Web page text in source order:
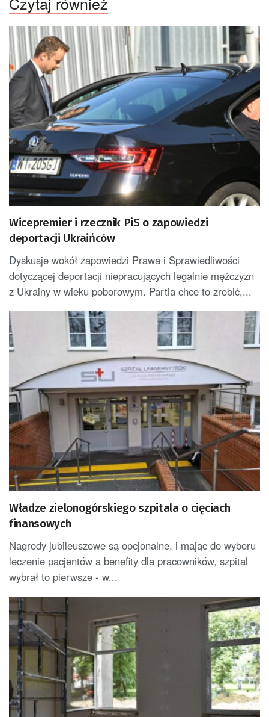
Wicepremier i rzecznik PiS o zapowiedzi
deportacji Ukraińców
Dyskusje wokół zapowiedzi Prawa i Sprawiedliwości
dotyczącej deportacji niepracujących legalnie mężczyzn
z Ukrainy w wieku poborowym. Partia chce to zrobić,...
Władze zielonogórskiego szpitala o cięciach
finansowych
Nagrody jubileuszowe są opcjonalne, i mając do wyboru
leczenie pacjentów a benefity dla pracowników, szpital
wybrał to pierwsze - w...